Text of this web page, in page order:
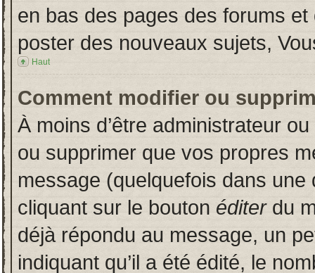
en bas des pages des forums
poster des nouveaux sujets,
Haut
Comment modifier ou
À moins d’être administrateur
ou supprimer que vos propres
message (quelquefois dans
cliquant sur le bouton éditerdu
déjà répondu au message, un
indiquant qu’il a été édité, le